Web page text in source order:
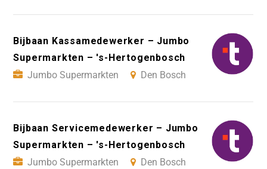
Bijbaan Kassamedewerker – Jumbo
Supermarkten – 's-Hertogenbosch
Jumbo Supermarkten
Den Bosch
Bijbaan Servicemedewerker – Jumbo
Supermarkten – 's-Hertogenbosch
Jumbo Supermarkten
Den Bosch